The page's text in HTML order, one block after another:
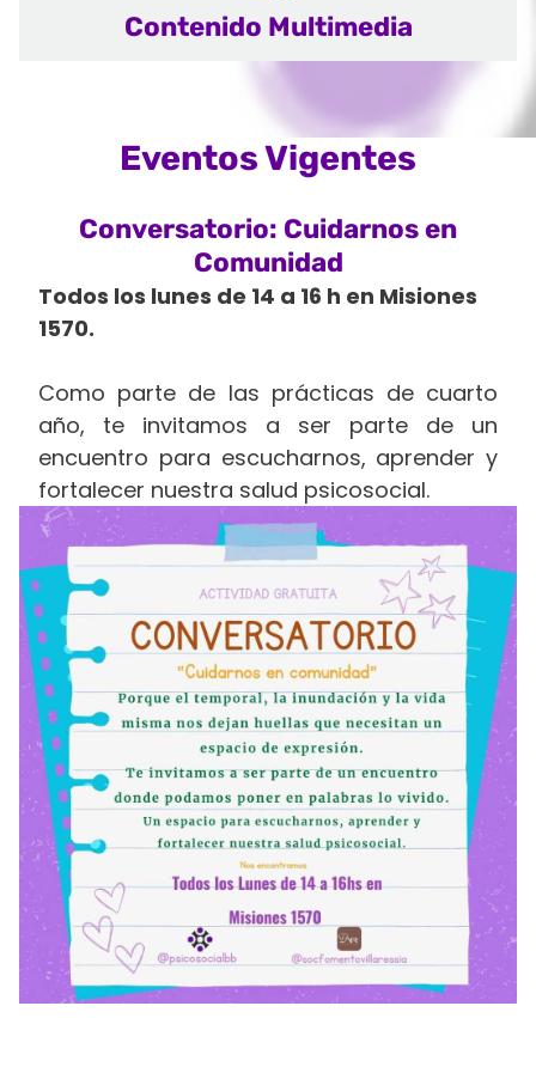
Contenido Multimedia
Eventos Vigentes
Conversatorio: Cuidarnos en
Comunidad
Todos los lunes de 14 a 16 h en Misiones
1570.
Como parte de las prácticas de cuarto
año, te invitamos a ser parte de un
encuentro para escucharnos, aprender y
fortalecer nuestra salud psicosocial.